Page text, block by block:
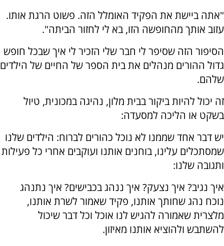
"אתה ביישת את הפקיד האומלל הזה. פשוט הרגת אותו.
עזוב אותך מהחופשה הזו, בא לי לחזור הביתה".
הסיפור הזה שסיפר לי חבר שלי הזכיר לי איך שבכל חופש
גדול ההורים מנהלים את בית הספר של החיים של הילדים
שלהם.
זה יכול להיות ביקור בבית מלון, נהיגה במכונית, טיול
בשקט או הליכה למסעדה:
יש דבר אחד שממנו לא נוכל כהורים לברוח: הילדים שלנו
שמסתכלים עלינו, בוחנים אותנו ועוקבים אחרי כל פעילות
ותגובה שלנו:
איך נגיב? איך נצעק? איך ננהג בכבישים? איך נתנהג
נוכח נהג שחותך אותנו, פקיד שאמור לשרת אותנו,
מלצרית שאמורה להגיש לנו אוכל וכל דבר שיכול
להשתבש ולהוציא אותנו מאיזון.